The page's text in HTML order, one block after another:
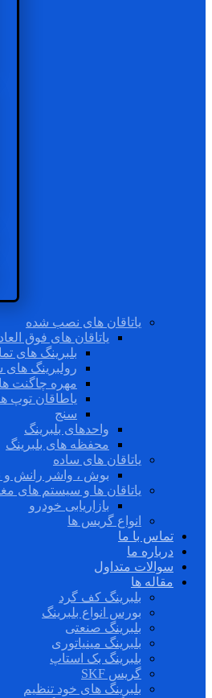
یاتاقان های نصب شده
یاتاقان های فوق
بلبرینگ های
رولبرینگ های
مهره چاگنت
یاطاقان توپ
سنج
واحدهای بلبرینگ
محفظه های بلبرینگ
یاتاقان های ساده
بوش ، واشر رانش و
یاتاقان ها و سیستم های
بازاریابی خودرو
انواع گریس ها
تماس با ما
درباره ما
سوالات متداول
مقاله ها
بلبرینگ کف گرد
بورس انواع بلبرینگ
بلبرینگ صنعتی
بلبرینگ مینیاتوری
بلبرینگ بک استاپ
گریس SKF
بلبرینگ های خود تنظیم